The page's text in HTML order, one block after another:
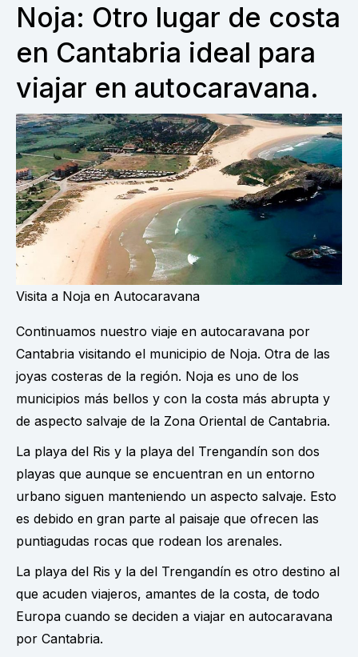
Noja: Otro lugar de costa
en Cantabria ideal para
viajar en autocaravana.
Visita a Noja en Autocaravana
Continuamos nuestro viaje en autocaravana por
Cantabria visitando el municipio de Noja. Otra de las
joyas costeras de la región. Noja es uno de los
municipios más bellos y con la costa más abrupta y
de aspecto salvaje de la Zona Oriental de Cantabria.
La playa del Ris y la playa del Trengandín son dos
playas que aunque se encuentran en un entorno
urbano siguen manteniendo un aspecto salvaje. Esto
es debido en gran parte al paisaje que ofrecen las
puntiagudas rocas que rodean los arenales.
La playa del Ris y la del Trengandín es otro destino al
que acuden viajeros, amantes de la costa, de todo
Europa cuando se deciden a viajar en autocaravana
por Cantabria.